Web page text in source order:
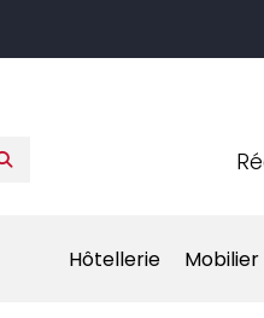
Hôtellerie Mobilier